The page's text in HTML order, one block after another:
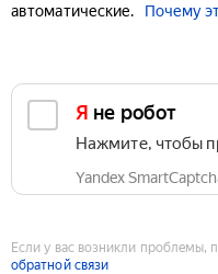
автоматические.
Почему
Я не робот
Нажмите, чтобы
Yandex
Если у вас возникли проблемы,
обратной связи